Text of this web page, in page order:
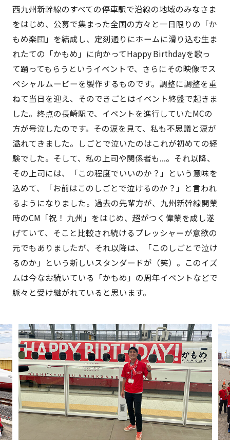
西九州新幹線のすべての停車駅で沿線の地域のみなさま
をはじめ、公募で集まった全国の方々と一日限りの「か
もめ楽団」を結成し、定刻通りにホームに滑り込む生ま
れたての「かもめ」に向かってHappy Birthdayを歌っ
て踊ってもらうというイベントで、さらにその映像でス
ペシャルムービーを製作するものです。調整に調整を重
ねて当日を迎え、そのできごとはイベント終盤で起きま
した。終点の長崎駅で、イベントを進行していたMCの
方が号泣したのです。その涙を見て、私も不思議と涙が
溢れてきました。しごとで泣いたのはこれが初めての経
験でした。そして、私の上司や関係者も...。それ以降、
その上司には、「この程度でいいのか？」という意味を
込めて、「お前はこのしごとで泣けるのか？」と言われ
るようになりました。過去の先輩方が、九州新幹線開業
時のCM「祝！ 九州」をはじめ、超がつく偉業を成し遂
げていて、そこと比較され続けるプレッシャーが意欲の
元でもありましたが、それ以降は、「このしごとで泣け
るのか」という新しいスタンダードが（笑）。このイズ
ムは今なお続いている「かもめ」の周年イベントなどで
脈々と受け継がれていると思います。